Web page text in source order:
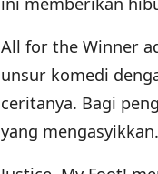
All for the Winner
unsur komedi
ceritanya. Bagi
yang mengasyikkan.